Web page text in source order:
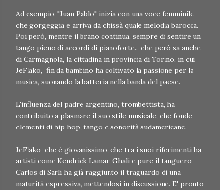
Ad esempio, "Juan Pablo" inizia con una voce femminile
che gorgeggia e arriva da chissà quale melodia barocca.
Poi però, mentre il brano continua, sempre di sentire un
tango pieno di accordi di pianoforte... che però sa anche
di Carmagnola, la cittadina in provincia di Torino, in cui
JeFlako, fin da bambino ha coltivato la passione per la
musica, suonando la batteria nella banda del paese.
L'influenza del padre argentino, trombettista, ha
contribuito a plasmare il suo stile musicale, che fonde
elementi di hip hop, tango e sonorità sudamericane.
JeFlako che è giovanissimo, che tra i suoi riferimenti ha
artisti come Kendrick Lamar, Ghali e pure il tanguero
Carlos di Sarli ha già raggiunto il traguardo di una
maturità espressiva, mettendosi in discussione. E' pronto